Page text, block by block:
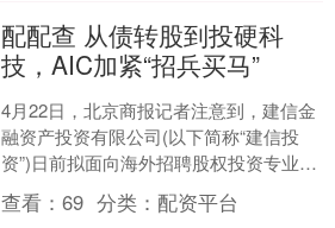
配配查 从债转股到投硬科
技，AIC加紧“招兵买马”
4月22日，北京商报记者注意到，建信金
融资产投资有限公司(以下简称“建信投
资”)日前拟面向海外招聘股权投资专业人
才，要求应聘者须具备博士学历、三年
以上海外经验等....
查看：69 分类：配资平台